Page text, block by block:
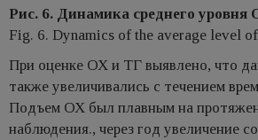
Рис. 6. Динамика среднего уровня
Fig. 6. Dynamics of the average level
При оценке ОХ и ТГ выявлено, что
также увеличивались с течением
Подъем ОХ был плавным на
наблюдения., через год увеличение